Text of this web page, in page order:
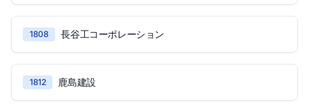
1808 長谷工コーポレーション
1812 鹿島建設